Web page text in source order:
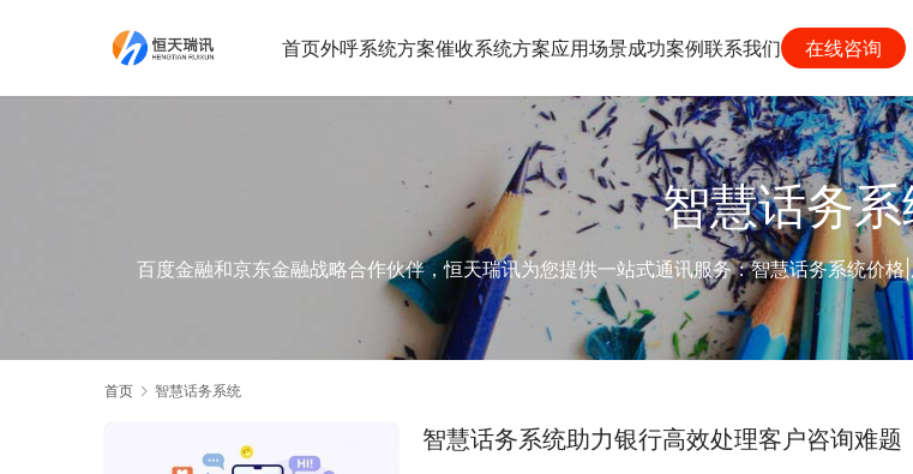
首页外呼系统方案催收系统方案应用场景成功案例联系我们 在线咨询
智慧话务
百度金融和京东金融战略合作伙伴，恒天瑞讯为您提供一站式通讯服务：智慧话务系统价
首页 智慧话务系统
智慧话务系统助力银行高效处理客户咨询难题